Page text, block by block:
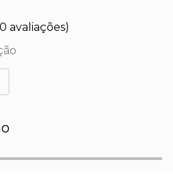
avaliações)